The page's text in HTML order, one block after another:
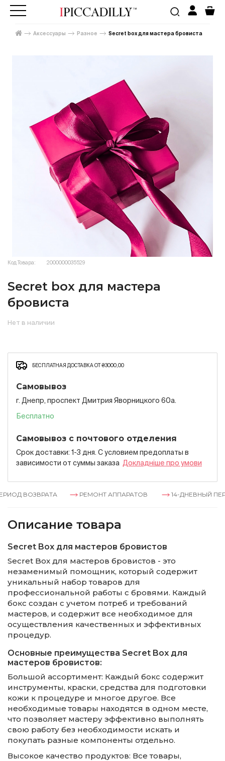
Аксессуары Разное Secret box для мастера бровиста
Код Товара: 2000000035529
Secret box для мастера
бровиста
Нет в наличии
БЕСПЛАТНАЯ ДОСТАВКА ОТ ₴3000,00
Самовывоз
г. Днепр, проспект Дмитрия Яворницкого 60а.
Бесплатно
Самовывоз с почтового отделения
Срок доставки: 1-3 дня. С условием предоплаты в
зависимости от суммы заказа Докладнiше про умови
ВОЗВРАТА РЕМОНТ АППАРАТОВ 14-ДНЕВНЫЙ
Описание товара
Secret Box для мастеров бровистов
Secret Box для мастеров бровистов - это
незаменимый помощник, который содержит
уникальный набор товаров для
профессиональной работы с бровями. Каждый
бокс создан с учетом потреб и требований
мастеров, и содержит все необходимое для
осуществления качественных и эффективных
процедур.
Основные преимущества Secret Box для
мастеров бровистов:
Большой ассортимент: Каждый бокс содержит
инструменты, краски, средства для подготовки
кожи к процедуре и многое другое. Все
необходимые товары находятся в одном месте,
что позволяет мастеру эффективно выполнять
свою работу без необходимости искать и
покупать разные компоненты отдельно.
Высокое качество продуктов: Все товары,